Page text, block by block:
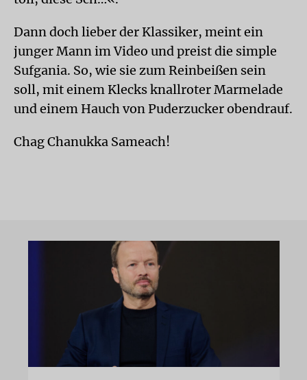
Dann doch lieber der Klassiker, meint ein
junger Mann im Video und preist die simple
Sufgania. So, wie sie zum Reinbeißen sein
soll, mit einem Klecks knallroter Marmelade
und einem Hauch von Puderzucker obendrauf.
Chag Chanukka Sameach!